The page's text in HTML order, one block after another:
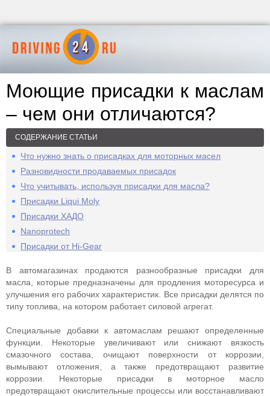
Моющие присадки к маслам
– чем они отличаются?
СОДЕРЖАНИЕ СТАТЬИ
Что нужно знать о присадках для моторных масел
Разновидности продаваемых присадок
Что учитывать, используя присадки для масла?
Присадки Liqui Moly
Присадки ХАДО
Nanoprotech
Присадки от Hi-Gear
В автомагазинах продаются разнообразные присадки для
масла, которые предназначены для продления моторесурса и
улучшения его рабочих характеристик. Все присадки делятся по
типу топлива, на котором работает силовой агрегат.
Специальные добавки к автомаслам решают определенные
функции. Некоторые увеличивают или снижают вязкость
смазочного состава, очищают поверхности от коррозии,
вымывают отложения, а также предотвращают развитие
коррозии. Некоторые присадки в моторное масло
предотвращают окислительные процессы или восстанавливают